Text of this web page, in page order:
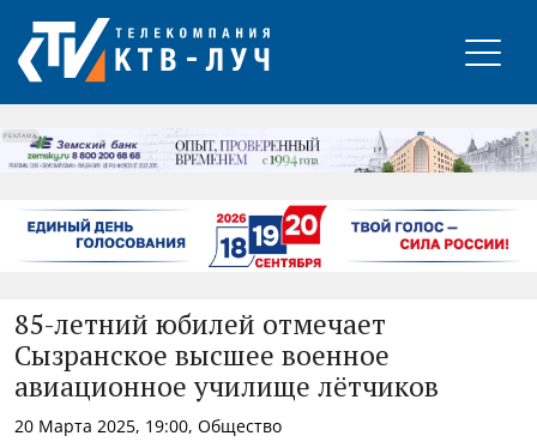
РЕКЛАМА
85-летний юбилей отмечает
Сызранское высшее военное
авиационное училище лётчиков
20 Марта 2025, 19:00, Общество